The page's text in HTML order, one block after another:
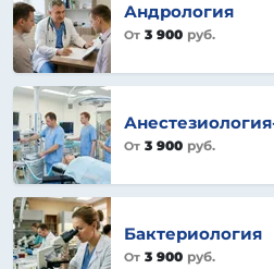
Андрология
От 3 900 руб.
От 3 900 руб.
Бактериология
От 3 900 руб.